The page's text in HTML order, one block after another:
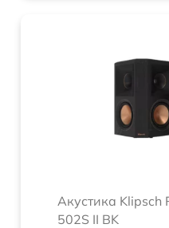
Акустика Klipsch
502S II BK